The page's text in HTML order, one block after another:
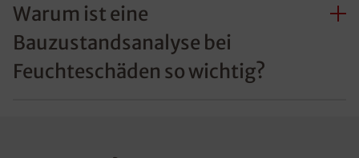
Warum ist eine
Bauzustandsanalyse bei
Feuchteschäden so wichtig?